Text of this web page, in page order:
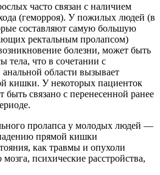
часто связан с наличием
(геморроя). У пожилых людей (в
составляют самую большую
ректальным пролапсом)
болезни, может быть
тела, что в сочетании с
области вызывает
кишки. У некоторых пациенток
связано с перенесенной ранее
пролапса у молодых людей —
прямой кишки
как травмы и опухоли
психические расстройства,